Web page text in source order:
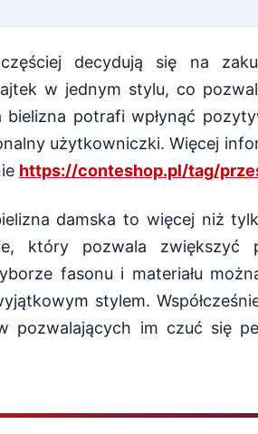
decydują się na
w jednym stylu, co
bielizna potrafi wpłynąć
użytkowniczki. Więcej
https://conteshop.pl/tag/
damska to więcej niż
który pozwala zwiększyć
fasonu i materiału
stylem.
pozwalających im czuć się